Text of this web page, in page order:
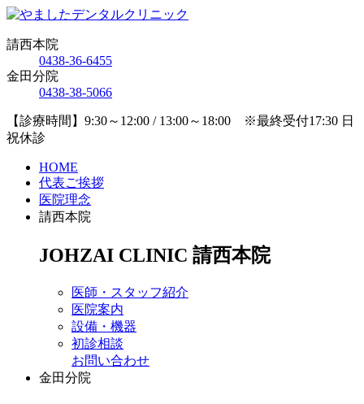
請西本院
0438-36-6455
金田分院
0438-38-5066
【診療時間】9:30～12:00 / 13:00～18:00 ※最終受付17:30 日
祝休診
HOME
代表ご挨拶
医院理念
請西本院
JOHZAI CLINIC 請西本院
医師・スタッフ紹介
医院案内
設備・機器
初診相談
お問い合わせ
金田分院